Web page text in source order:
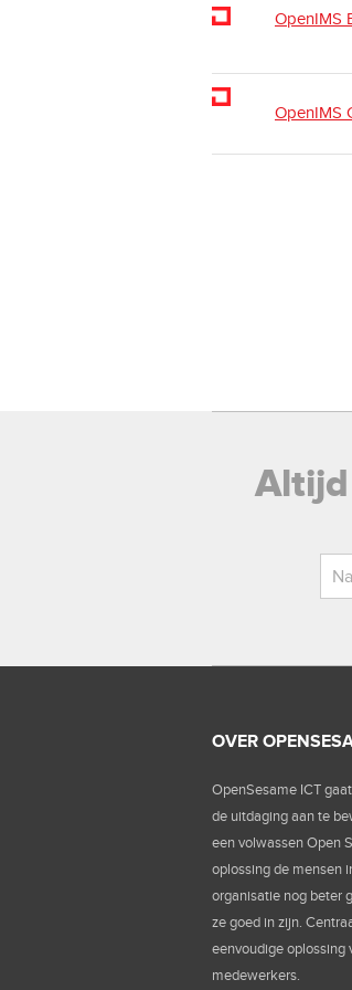
OpenIMS
OpenIMS
Altijd
OVER
OpenSesame ICT
de uitdaging aan te
een volwassen Open
oplossing de mensen
organisatie nog beter
ze goed in zijn.
eenvoudige oplossing
medewerkers.